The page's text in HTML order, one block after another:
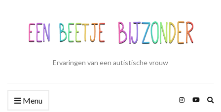
Ervaringen van een autistische vrouw
Menu